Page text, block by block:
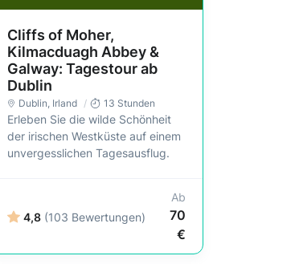
Cliffs of Moher,
Kilmacduagh Abbey &
Galway: Tagestour ab
Dublin
Dublin, Irland 13 Stunden
Erleben Sie die wilde Schönheit
der irischen Westküste auf einem
unvergesslichen Tagesausflug.
4,8 (103 Bewertungen)
Ab
70
€